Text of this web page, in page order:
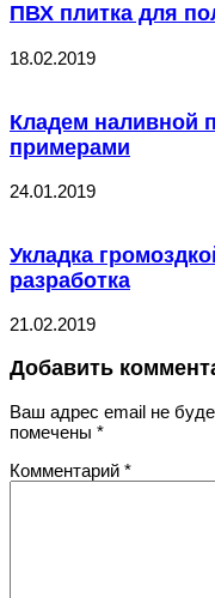
ПВХ плитка для
18.02.2019
Кладем наливной
примерами
24.01.2019
Укладка
разработка
21.02.2019
Добавить
Ваш адрес email не
помечены *
Комментарий *